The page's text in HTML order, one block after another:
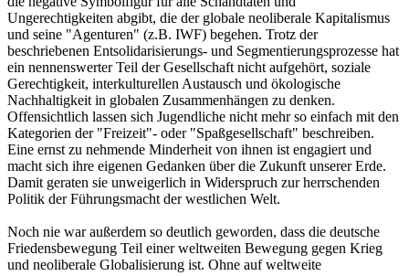
Ungerechtigkeiten abgibt, die der globale neoliberale Kapitalismus
und seine "Agenturen" (z.B. IWF) begehen. Trotz der
beschriebenen Entsolidarisierungs- und Segmentierungsprozesse hat
ein nennenswerter Teil der Gesellschaft nicht aufgehört, soziale
Gerechtigkeit, interkulturellen Austausch und ökologische
Nachhaltigkeit in globalen Zusammenhängen zu denken.
Offensichtlich lassen sich Jugendliche nicht mehr so einfach mit den
Kategorien der "Freizeit"- oder "Spaßgesellschaft" beschreiben.
Eine ernst zu nehmende Minderheit von ihnen ist engagiert und
macht sich ihre eigenen Gedanken über die Zukunft unserer Erde.
Damit geraten sie unweigerlich in Widerspruch zur herrschenden
Politik der Führungsmacht der westlichen Welt.
Noch nie war außerdem so deutlich geworden, dass die deutsche
Friedensbewegung Teil einer weltweiten Bewegung gegen Krieg
und neoliberale Globalisierung ist. Ohne auf weltweite